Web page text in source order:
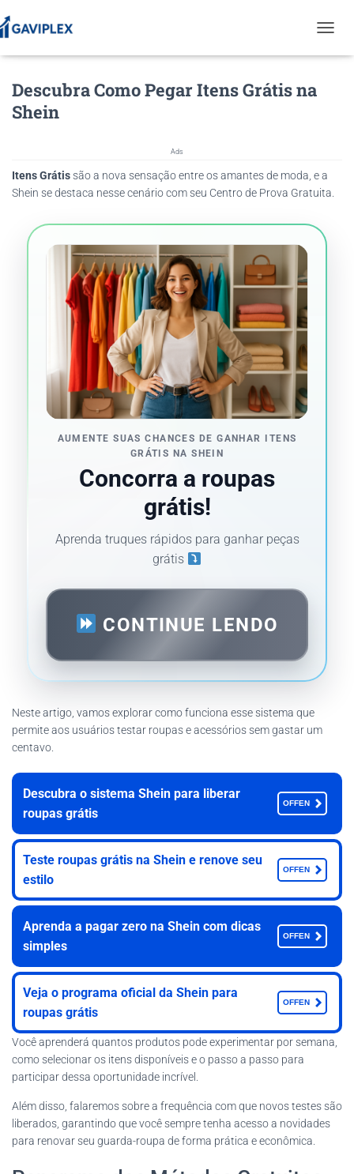
O
I
G
I
Descubra Como Pegar Itens Grátis na
Shein
Ads
Itens Grátissão a nova sensação entre os amantes de moda, e a
Shein se destaca nesse cenário com seu Centro de Prova Gratuita.
AUMENTE SUAS CHANCES DE GANHAR ITENS
GRÁTIS NA SHEIN
Concorra a roupas
grátis!
Aprenda truques rápidos para ganhar peças
grátis
CONTINUE LENDO
Neste artigo, vamos explorar como funciona esse sistema que
permite aos usuários testar roupas e acessórios sem gastar um
centavo.
Descubra o sistema Shein para liberar
roupas grátis
OFFEN
Teste roupas grátis na Shein e renove seu
estilo
OFFEN
Aprenda a pagar zero na Shein com dicas
simples
OFFEN
Veja o programa oficial da Shein para
roupas grátis
OFFEN
Você aprenderá quantos produtos pode experimentar por semana,
como selecionar os itens disponíveis e o passo a passo para
participar dessa oportunidade incrível.
Além disso, falaremos sobre a frequência com que novos testes são
liberados, garantindo que você sempre tenha acesso a novidades
para renovar seu guarda-roupa de forma prática e econômica.